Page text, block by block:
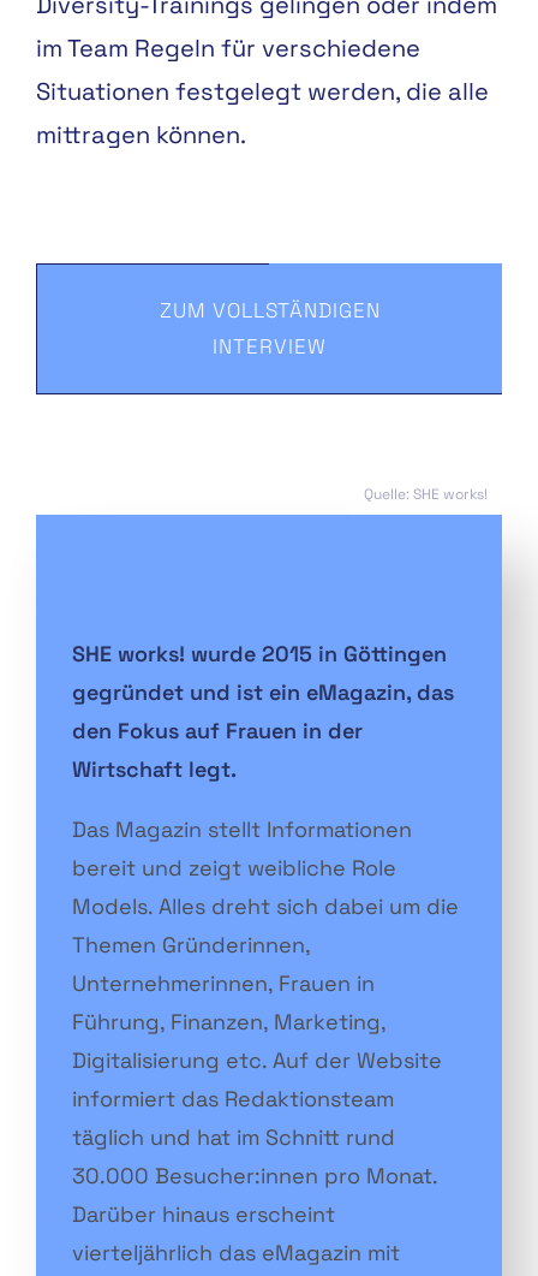
im Team Regeln für verschiedene
Situationen festgelegt werden, die alle
mittragen können.
ZUM VOLLSTÄNDIGEN
INTERVIEW
Quelle: SHE works!
SHE works! wurde 2015 in Göttingen
gegründet und ist ein eMagazin, das
den Fokus auf Frauen in der
Wirtschaft legt.
Das Magazin stellt Informationen
bereit und zeigt weibliche Role
Models. Alles dreht sich dabei um die
Themen Gründerinnen,
Unternehmerinnen, Frauen in
Führung, Finanzen, Marketing,
Digitalisierung etc. Auf der Website
informiert das Redaktionsteam
täglich und hat im Schnitt rund
30.000 Besucher:innen pro Monat.
Darüber hinaus erscheint
vierteljährlich das eMagazin mit